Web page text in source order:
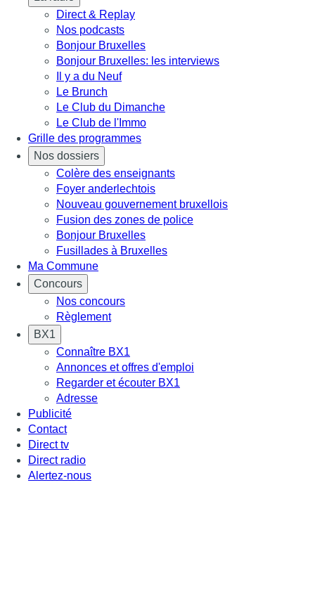
Direct & Replay
Nos podcasts
Bonjour Bruxelles
Bonjour Bruxelles: les interviews
Il y a du Neuf
Le Brunch
Le Club du Dimanche
Le Club de l'Immo
Grille des programmes
Nos dossiers
Colère des enseignants
Foyer anderlechtois
Nouveau gouvernement bruxellois
Fusion des zones de police
Bonjour Bruxelles
Fusillades à Bruxelles
Ma Commune
Concours
Nos concours
Règlement
BX1
Connaître BX1
Annonces et offres d'emploi
Regarder et écouter BX1
Adresse
Publicité
Contact
Direct tv
Direct radio
Alertez-nous